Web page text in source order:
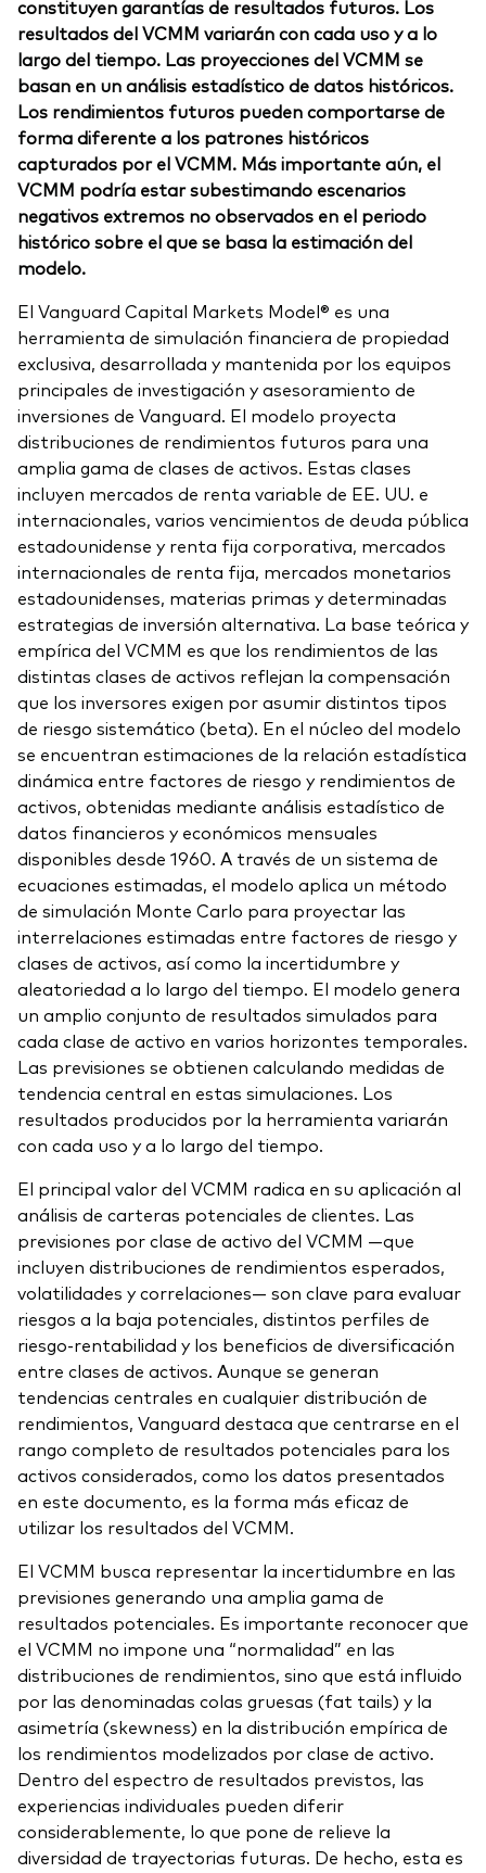
constituyen garantías de resultados futuros. Los
resultados del VCMM variarán con cada uso y a lo
largo del tiempo. Las proyecciones del VCMM se
basan en un análisis estadístico de datos históricos.
Los rendimientos futuros pueden comportarse de
forma diferente a los patrones históricos
capturados por el VCMM. Más importante aún, el
VCMM podría estar subestimando escenarios
negativos extremos no observados en el periodo
histórico sobre el que se basa la estimación del
modelo.
El Vanguard Capital Markets Model® es una
herramienta de simulación financiera de propiedad
exclusiva, desarrollada y mantenida por los equipos
principales de investigación y asesoramiento de
inversiones de Vanguard. El modelo proyecta
distribuciones de rendimientos futuros para una
amplia gama de clases de activos. Estas clases
incluyen mercados de renta variable de EE. UU. e
internacionales, varios vencimientos de deuda pública
estadounidense y renta fija corporativa, mercados
internacionales de renta fija, mercados monetarios
estadounidenses, materias primas y determinadas
estrategias de inversión alternativa. La base teórica y
empírica del VCMM es que los rendimientos de las
distintas clases de activos reflejan la compensación
que los inversores exigen por asumir distintos tipos
de riesgo sistemático (beta). En el núcleo del modelo
se encuentran estimaciones de la relación estadística
dinámica entre factores de riesgo y rendimientos de
activos, obtenidas mediante análisis estadístico de
datos financieros y económicos mensuales
disponibles desde 1960. A través de un sistema de
ecuaciones estimadas, el modelo aplica un método
de simulación Monte Carlo para proyectar las
interrelaciones estimadas entre factores de riesgo y
clases de activos, así como la incertidumbre y
aleatoriedad a lo largo del tiempo. El modelo genera
un amplio conjunto de resultados simulados para
cada clase de activo en varios horizontes temporales.
Las previsiones se obtienen calculando medidas de
tendencia central en estas simulaciones. Los
resultados producidos por la herramienta variarán
con cada uso y a lo largo del tiempo.
El principal valor del VCMM radica en su aplicación al
análisis de carteras potenciales de clientes. Las
previsiones por clase de activo del VCMM —que
incluyen distribuciones de rendimientos esperados,
volatilidades y correlaciones— son clave para evaluar
riesgos a la baja potenciales, distintos perfiles de
riesgo-rentabilidad y los beneficios de diversificación
entre clases de activos. Aunque se generan
tendencias centrales en cualquier distribución de
rendimientos, Vanguard destaca que centrarse en el
rango completo de resultados potenciales para los
activos considerados, como los datos presentados
en este documento, es la forma más eficaz de
utilizar los resultados del VCMM.
El VCMM busca representar la incertidumbre en las
previsiones generando una amplia gama de
resultados potenciales. Es importante reconocer que
el VCMM no impone una “normalidad” en las
distribuciones de rendimientos, sino que está influido
por las denominadas colas gruesas (fat tails) y la
asimetría (skewness) en la distribución empírica de
los rendimientos modelizados por clase de activo.
Dentro del espectro de resultados previstos, las
experiencias individuales pueden diferir
considerablemente, lo que pone de relieve la
diversidad de trayectorias futuras. De hecho, esta es